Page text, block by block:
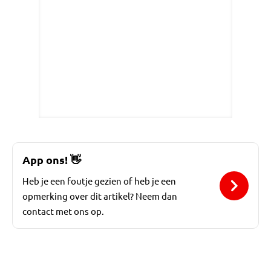
App ons!👋
Heb je een foutje gezien of heb je een
opmerking over dit artikel? Neem dan
contact met ons op.